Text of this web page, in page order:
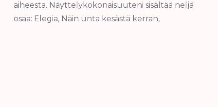
aiheesta. Näyttelykokonaisuuteni sisältää neljä
osaa: Elegia, Näin unta kesästä kerran,